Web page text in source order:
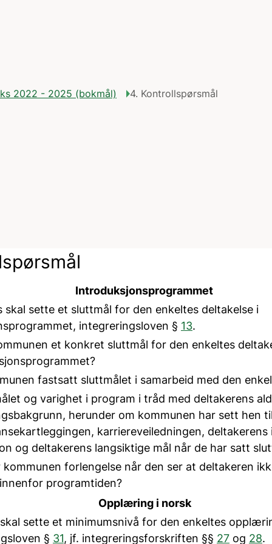
2022 - 2025 (bokmål) 4. Kontrollspørsmål
Introduksjonsprogrammet
skal sette et sluttmål for den enkeltes deltakelse i
integreringsloven § 13.
et konkret sluttmål for den enkeltes
fastsatt sluttmålet i samarbeid med den
og varighet i program i tråd med deltakerens
herunder om kommunen har sett hen
karriereveiledningen, deltakerens
og deltakerens langsiktige mål når de har satt
kommunen forlengelse når den ser at deltakeren
programtiden?
Opplæring i norsk
sette et minimumsnivå for den enkeltes
§ 31, jf. integreringsforskriften §§ 27og 28.